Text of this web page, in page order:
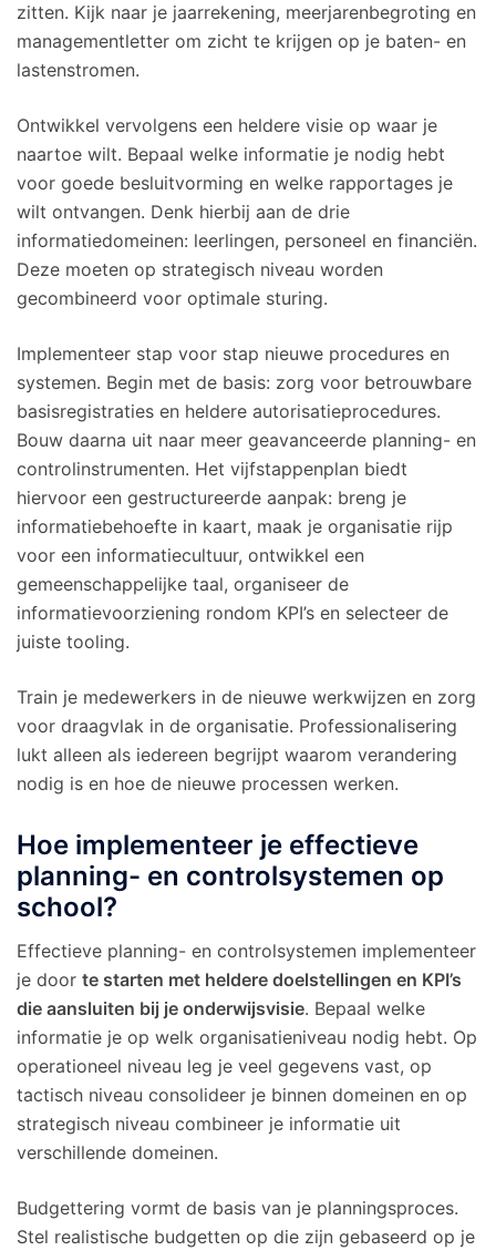
zitten. Kijk naar je jaarrekening, meerjarenbegroting en
managementletter om zicht te krijgen op je baten- en
lastenstromen.
Ontwikkel vervolgens een heldere visie op waar je
naartoe wilt. Bepaal welke informatie je nodig hebt
voor goede besluitvorming en welke rapportages je
wilt ontvangen. Denk hierbij aan de drie
informatiedomeinen: leerlingen, personeel en financiën.
Deze moeten op strategisch niveau worden
gecombineerd voor optimale sturing.
Implementeer stap voor stap nieuwe procedures en
systemen. Begin met de basis: zorg voor betrouwbare
basisregistraties en heldere autorisatieprocedures.
Bouw daarna uit naar meer geavanceerde planning- en
controlinstrumenten. Het vijfstappenplan biedt
hiervoor een gestructureerde aanpak: breng je
informatiebehoefte in kaart, maak je organisatie rijp
voor een informatiecultuur, ontwikkel een
gemeenschappelijke taal, organiseer de
informatievoorziening rondom KPI’s en selecteer de
juiste tooling.
Train je medewerkers in de nieuwe werkwijzen en zorg
voor draagvlak in de organisatie. Professionalisering
lukt alleen als iedereen begrijpt waarom verandering
nodig is en hoe de nieuwe processen werken.
Hoe implementeer je effectieve
planning- en controlsystemen op
school?
Effectieve planning- en controlsystemen implementeer
je door te starten met heldere doelstellingen en KPI’s
die aansluiten bij je onderwijsvisie. Bepaal welke
informatie je op welk organisatieniveau nodig hebt. Op
operationeel niveau leg je veel gegevens vast, op
tactisch niveau consolideer je binnen domeinen en op
strategisch niveau combineer je informatie uit
verschillende domeinen.
Budgettering vormt de basis van je planningsproces.
Stel realistische budgetten op die zijn gebaseerd op je